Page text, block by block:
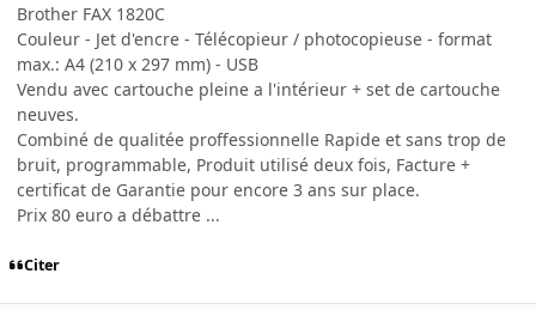
Brother FAX 1820C
Couleur - Jet d'encre - Télécopieur / photocopieuse - format
max.: A4 (210 x 297 mm) - USB
Vendu avec cartouche pleine a l'intérieur + set de cartouche
neuves.
Combiné de qualitée proffessionnelle Rapide et sans trop de
bruit, programmable, Produit utilisé deux fois, Facture +
certificat de Garantie pour encore 3 ans sur place.
Prix 80 euro a débattre ...
Citer